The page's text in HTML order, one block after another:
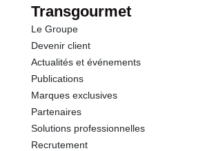
dont Sucres
Fibres
Protéines
Sel
Transgourmet
Le Groupe
Devenir client
Actualités et événements
Publications
Marques exclusives
Partenaires
Solutions professionnelles
Recrutement